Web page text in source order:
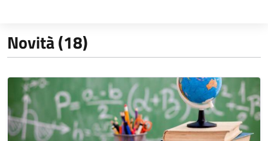
Novità (18)